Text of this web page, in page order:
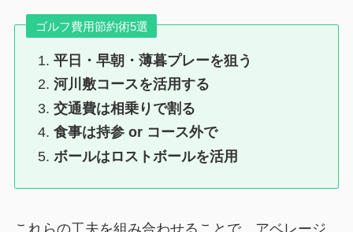
ゴルフ費用節約術5選
平日・早朝・薄暮プレーを狙う
河川敷コースを活用する
交通費は相乗りで割る
食事は持参 or コース外で
ボールはロストボールを活用